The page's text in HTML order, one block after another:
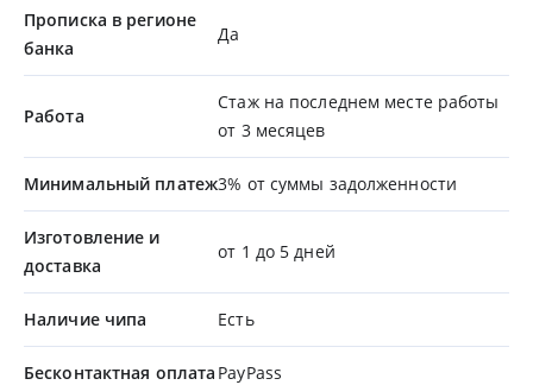
Прописка в регионе
банка
Да
Работа
Стаж на последнем месте работы
от 3 месяцев
Минимальный платеж3% от суммы задолженности
Изготовление и
доставка
от 1 до 5 дней
Наличие чипа Есть
Бесконтактная оплата PayPass